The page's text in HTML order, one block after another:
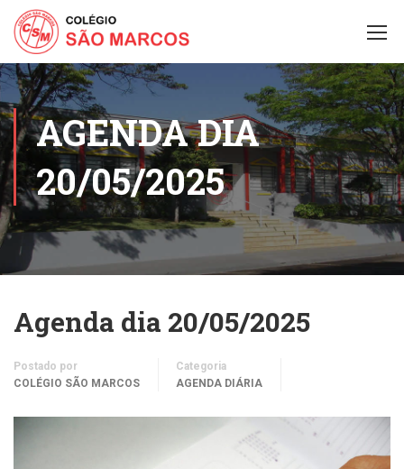
AGENDA DIA
20/05/2025
Agenda dia 20/05/2025
Postado por
COLÉGIO SÃO MARCOS
Categoria
AGENDA DIÁRIA